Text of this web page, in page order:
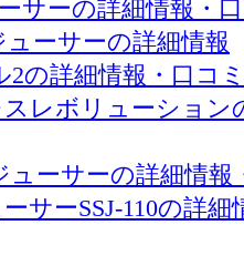
サーの詳細情報・
ーサーの詳細情報
の詳細情報・口コ
レボリューション
ーサーの詳細情報
サーSSJ-110の詳